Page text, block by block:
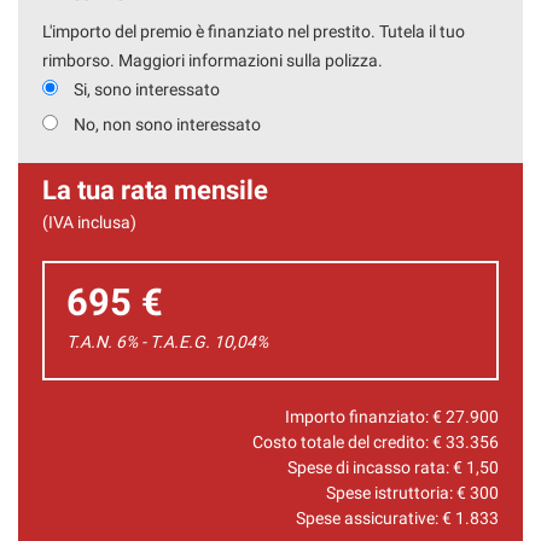
L'importo del premio è finanziato nel prestito. Tutela il tuo
rimborso. Maggiori informazioni sulla polizza.
Si, sono interessato
No, non sono interessato
La tua rata mensile
(IVA inclusa)
695 €
T.A.N. 6% - T.A.E.G. 10,04%
Importo finanziato: €27.900
Costo totale del credito: €33.356
Spese di incasso rata: € 1,50
Spese istruttoria: €300
Spese assicurative: € 1.833